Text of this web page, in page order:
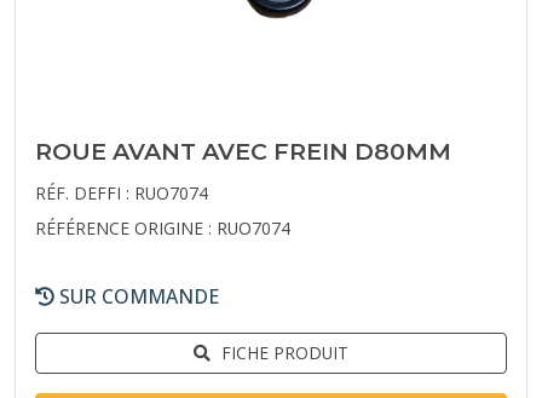
ROUE AVANT AVEC FREIN D80MM
RÉF. DEFFI : RUO7074
RÉFÉRENCE ORIGINE : RUO7074
SUR COMMANDE
FICHE PRODUIT